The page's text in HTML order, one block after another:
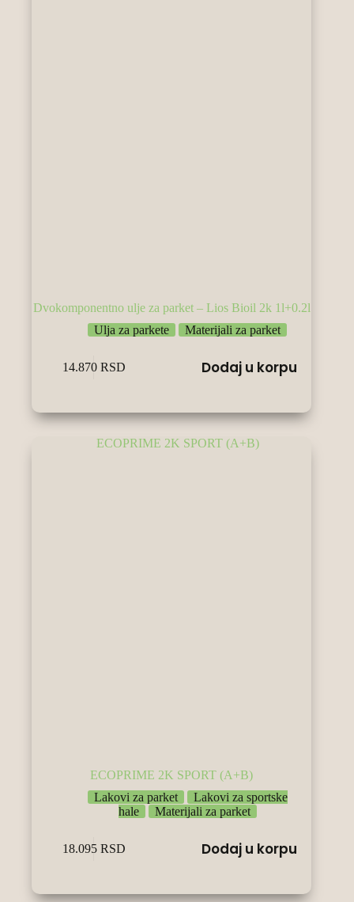
Dvokomponentno ulje za parket – Lios Bioil 2k 1l+0.2l
Ulja za parkete
Materijali za parket
14.870 RSD Dodaj u korpu
ECOPRIME 2K SPORT (A+B)
Lakovi za parket
Lakovi za sportske
hale
Materijali za parket
18.095 RSD Dodaj u korpu